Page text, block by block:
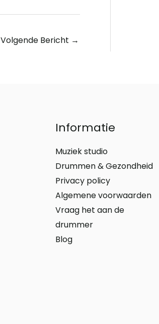
Volgende Bericht →
Informatie
Muziek studio
Drummen & Gezondheid
Privacy policy
Algemene voorwaarden
Vraag het aan de
drummer
Blog